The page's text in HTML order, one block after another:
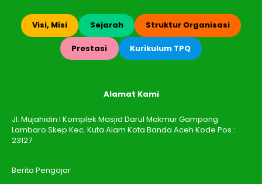
Visi, Misi Sejarah Struktur Organisasi
Prestasi Kurikulum TPQ
Alamat Kami
Jl. Mujahidin I Komplek Masjid Darul Makmur Gampong
Lambaro Skep Kec. Kuta Alam Kota Banda Aceh Kode Pos :
23127
Berita Pengajar